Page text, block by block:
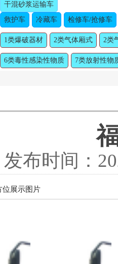
干混砂浆运输车
救护车 冷藏车 检修车/抢修车
1类爆破器材 2类气体厢式 2类
6类毒性感染性物质 7类放射性物
发布时间：
位展示图片